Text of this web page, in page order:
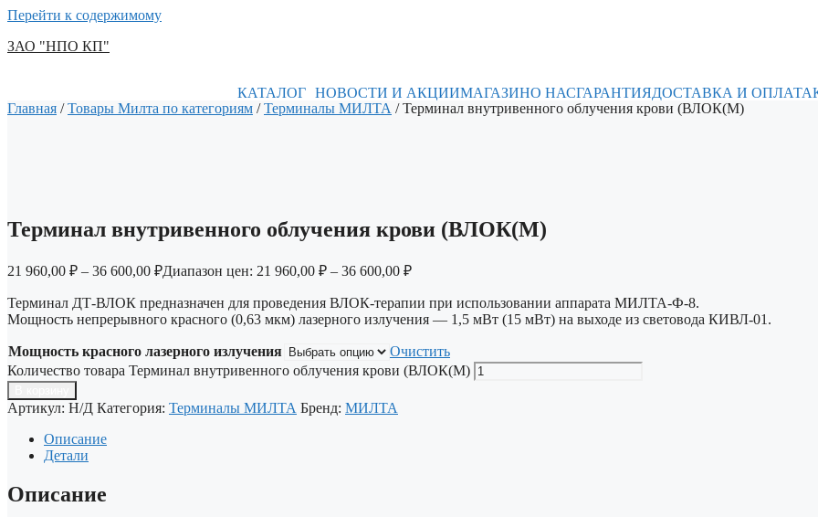
Перейти к содержимому
ЗАО "НПО КП"
КАТАЛОГ НОВОСТИ И АКЦИИМАГАЗИНО НАСГАРАНТИЯДОСТАВКА И ОПЛАТА
Главная /Товары Милта по категориям /Терминалы МИЛТА / Терминал внутривенного облучения крови (ВЛОК(М)
Терминал внутривенного облучения крови (ВЛОК(М)
21 960,00 ₽ – 36 600,00 ₽Диапазон цен: 21 960,00 ₽ – 36 600,00 ₽
Терминал ДТ-ВЛОК предназначен для проведения ВЛОК-терапии при использовании аппарата МИЛТА-Ф-8.
Мощность непрерывного красного (0,63 мкм) лазерного излучения — 1,5 мВт (15 мВт) на выходе из световода КИВЛ-01.
Мощность красного лазерного излучения
Очистить
Количество товара Терминал внутривенного облучения крови (ВЛОК(М)
Артикул: Н/Д Категория: Терминалы МИЛТА Бренд: МИЛТА
Описание
Детали
Описание